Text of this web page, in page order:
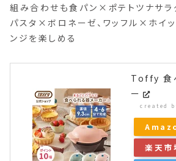
組み合わせも食パン×ポテトツナサラ
パスタ×ボロネーゼ、ワッフル×ホイ
ンジを楽しめる
Toffy 食
ー
created
楽天市